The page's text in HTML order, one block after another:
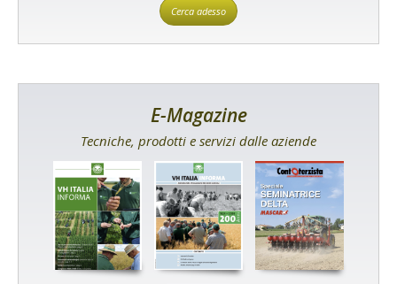
Cerca adesso
E-Magazine
Tecniche, prodotti e servizi dalle aziende